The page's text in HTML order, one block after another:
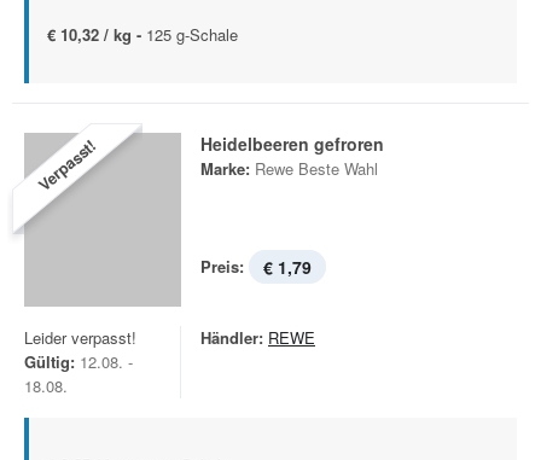
€ 10,32 / kg - 125 g-Schale
Verpasst! Heidelbeeren gefroren
Marke: Rewe Beste Wahl
Preis: € 1,79
Leider verpasst!
Gültig: 12.08. -
18.08.
Händler: REWE